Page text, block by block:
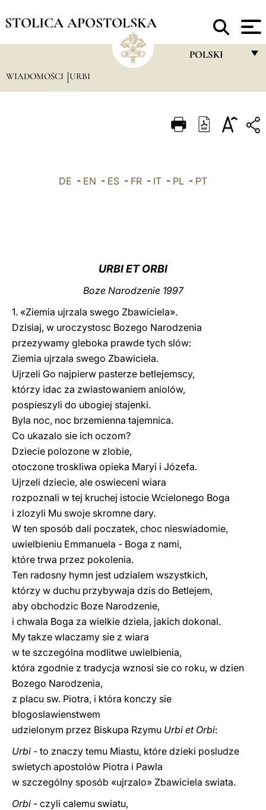
STOLICA APOSTOLSKA
POLSKI
ITALIANO
WIADOMOŚCI URBI
DE - EN - ES - FR - IT - PL - PT
URBI ET ORBI
Boze Narodzenie 1997
1. «Ziemia ujrzala swego Zbawiciela».
Dzisiaj, w uroczystosc Bozego Narodzenia
przezywamy gleboka prawde tych slów:
Ziemia ujrzala swego Zbawiciela.
Ujrzeli Go najpierw pasterze betlejemscy,
którzy idac za zwiastowaniem aniolów,
pospieszyli do ubogiej stajenki.
Byla noc, noc brzemienna tajemnica.
Co ukazalo sie ich oczom?
Dziecie polozone w zlobie,
otoczone troskliwa opieka Maryi i Józefa.
Ujrzeli dziecie, ale oswieceni wiara
rozpoznali w tej kruchej istocie Wcielonego Boga
i zlozyli Mu swoje skromne dary.
W ten sposób dali poczatek, choc nieswiadomie,
uwielbieniu Emmanuela - Boga z nami,
które trwa przez pokolenia.
Ten radosny hymn jest udzialem wszystkich,
którzy w duchu przybywaja dzis do Betlejem,
aby obchodzic Boze Narodzenie,
i chwala Boga za wielkie dziela, jakich dokonal.
My takze wlaczamy sie z wiara
w te szczególna modlitwe uwielbienia,
która zgodnie z tradycja wznosi sie co roku, w dzien
Bozego Narodzenia,
z placu sw. Piotra, i która konczy sie
blogoslawienstwem
udzielonym przez Biskupa Rzymu Urbi et Orbi:
Urbi - to znaczy temu Miastu, które dzieki posludze
swietych apostolów Piotra i Pawla
w szczególny sposób «ujrzalo» Zbawiciela swiata.
Orbi - czyli calemu swiatu,